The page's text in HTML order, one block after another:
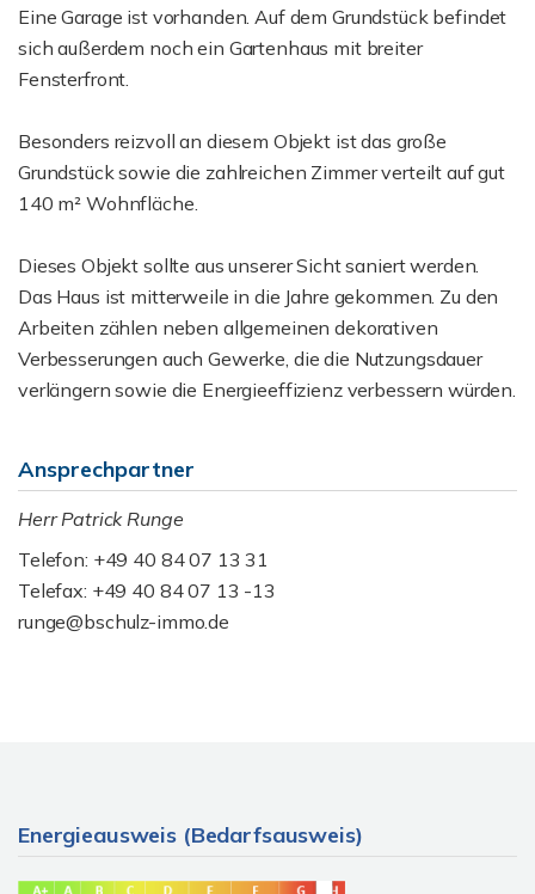
Eine Garage ist vorhanden. Auf dem Grundstück befindet
sich außerdem noch ein Gartenhaus mit breiter
Fensterfront.
Besonders reizvoll an diesem Objekt ist das große
Grundstück sowie die zahlreichen Zimmer verteilt auf gut
140 m² Wohnfläche.
Dieses Objekt sollte aus unserer Sicht saniert werden.
Das Haus ist mitterweile in die Jahre gekommen. Zu den
Arbeiten zählen neben allgemeinen dekorativen
Verbesserungen auch Gewerke, die die Nutzungsdauer
verlängern sowie die Energieeffizienz verbessern würden.
Ansprechpartner
Herr Patrick Runge
Telefon: +49 40 84 07 13 31
Telefax: +49 40 84 07 13 -13
runge@bschulz-immo.de
Energieausweis (Bedarfsausweis)